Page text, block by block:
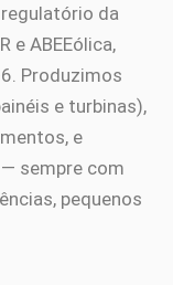
da
e ABEEólica,
Produzimos
e turbinas),
e
sempre com
pequenos